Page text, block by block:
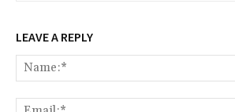
LEAVE A REPLY